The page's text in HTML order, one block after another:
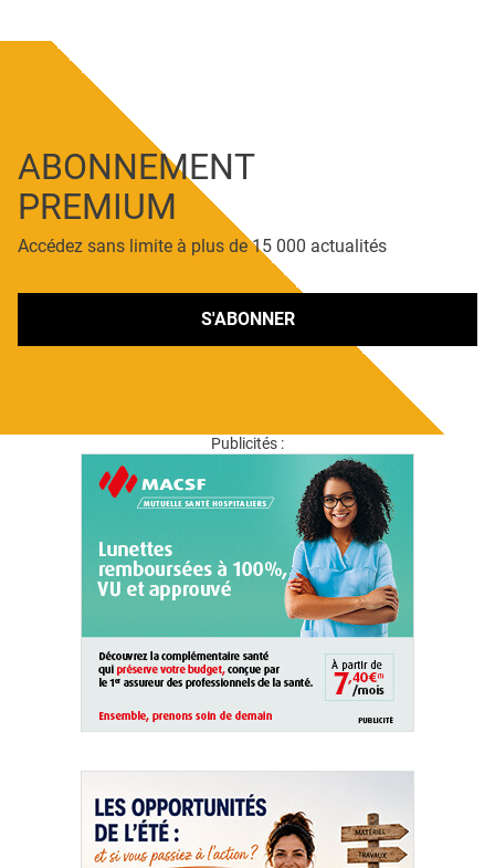
ABONNEMENT
PREMIUM
Accédez sans limite à plus de 15 000 actualités
S'ABONNER
Publicités :